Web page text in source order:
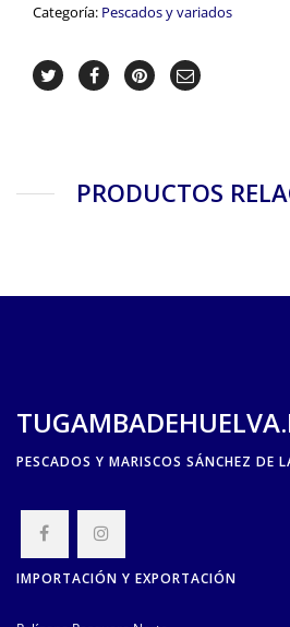
Categoría: Pescados y variados
PRODUCTOS
PESCADOS Y MARISCOS SÁNCHEZ DE
IMPORTACIÓN Y EXPORTACIÓN